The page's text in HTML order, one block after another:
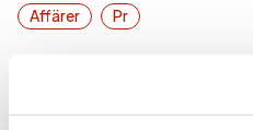
Affärer Pr
Rött för Obeya